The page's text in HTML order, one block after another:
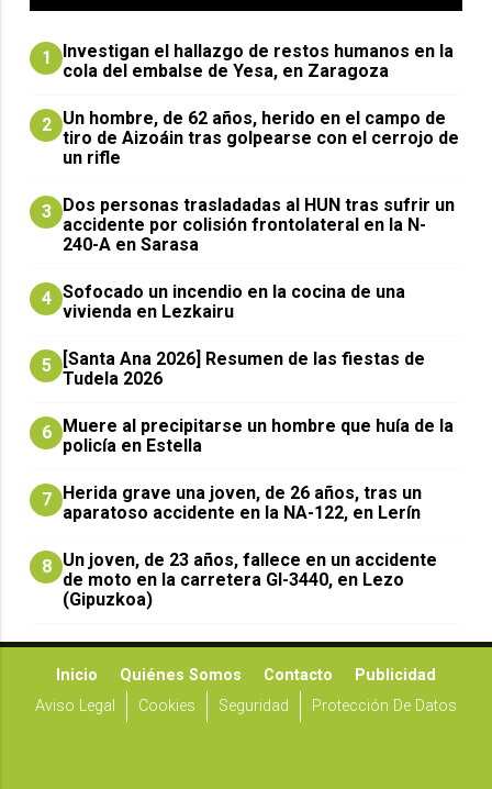
1
Investigan el hallazgo de restos humanos en la
cola del embalse de Yesa, en Zaragoza
2 Un hombre, de 62 años, herido en el campo de
tiro de Aizoáin tras golpearse con el cerrojo de
un rifle
3 ​Dos personas trasladadas al HUN tras sufrir un
accidente por colisión frontolateral en la N-
240-A en Sarasa
4 Sofocado un incendio en la cocina de una
vivienda en Lezkairu
5
[Santa Ana 2026] Resumen de las fiestas de
Tudela 2026
6 Muere al precipitarse un hombre que huía de la
policía en Estella
7 Herida grave una joven, de 26 años, tras un
aparatoso accidente en la NA-122, en Lerín
8 Un joven, de 23 años, fallece en un accidente
de moto en la carretera GI-3440, en Lezo
(Gipuzkoa)
Inicio Quiénes Somos Contacto
Publicidad
Aviso Legal
Cookies Seguridad Protección De Datos